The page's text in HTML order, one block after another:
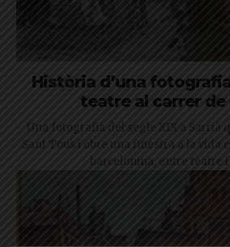
Història d’una
teatre al carrer de
Una fotografia del segle XIX a Sarrià
Sant Tous i obre una finestra a la vida
barcelonina, entre teatre i